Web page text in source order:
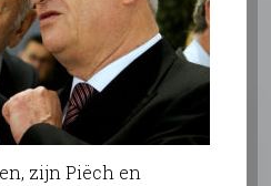
zijn Piëch en